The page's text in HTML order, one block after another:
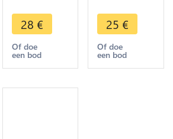
Elizabeth II
200 years
man flight
Balloon
28 €
Of doe
een bod
Elizabeth II
Eagle 1980
Silver Proof
-> M Offer
25 €
Of doe
een bod